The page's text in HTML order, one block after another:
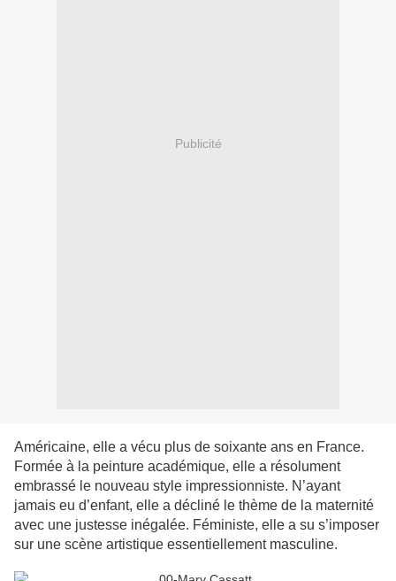
Publicité
Américaine, elle a vécu plus de soixante ans en France.
Formée à la peinture académique, elle a résolument
embrassé le nouveau style impressionniste. N’ayant
jamais eu d’enfant, elle a décliné le thème de la maternité
avec une justesse inégalée. Féministe, elle a su s’imposer
sur une scène artistique essentiellement masculine.